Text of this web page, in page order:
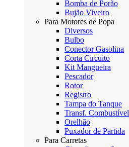
Bomba de Porão
Bujão Viveiro
Para Motores de Popa
Diversos
Bulbo
Conector Gasolina
Corta Circuito
Kit Mangueira
Pescador
Rotor
Registro
Tampa do Tanque
Transf. Combustível
Orelhão
Puxador de Partida
Para Carretas